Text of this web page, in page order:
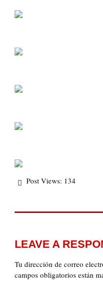
Post Views: 134
LEAVE A
Tu dirección de correo
campos obligatorios están